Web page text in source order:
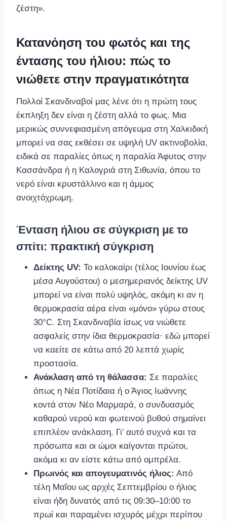
ζέστη».
Κατανόηση του φωτός και της
έντασης του ήλιου: πώς το
νιώθετε στην πραγματικότητα
Πολλοί Σκανδιναβοί μας λένε ότι η πρώτη τους
έκπληξη δεν είναι η ζέστη αλλά το φως. Μια
μερικώς συννεφιασμένη απόγευμα στη Χαλκιδική
μπορεί να σας εκθέσει σε υψηλή UV ακτινοβολία,
ειδικά σε παραλίες όπως η παραλία Άφυτος στην
Κασσάνδρα ή η Καλογριά στη Σιθωνία, όπου το
νερό είναι κρυστάλλινο και η άμμος
ανοιχτόχρωμη.
Ένταση ήλιου σε σύγκριση με το
σπίτι: πρακτική σύγκριση
Δείκτης UV: Το καλοκαίρι (τέλος Ιουνίου έως
μέσα Αυγούστου) ο μεσημεριανός δείκτης UV
μπορεί να είναι πολύ υψηλός, ακόμη κι αν η
θερμοκρασία αέρα είναι «μόνο» γύρω στους
30°C. Στη Σκανδιναβία ίσως να νιώθετε
ασφαλείς στην ίδια θερμοκρασία· εδώ μπορεί
να καείτε σε κάτω από 20 λεπτά χωρίς
προστασία.
Ανάκλαση από τη θάλασσα: Σε παραλίες
όπως η Νέα Ποτίδαια ή ο Άγιος Ιωάννης
κοντά στον Νέο Μαρμαρά, ο συνδυασμός
καθαρού νερού και φωτεινού βυθού σημαίνει
επιπλέον ανάκλαση. Γι’ αυτό συχνά και τα
πρόσωπα και οι ώμοι καίγονται πρώτοι,
ακόμα κι αν είστε κάτω από ομπρέλα.
Πρωινός και απογευματινός ήλιος: Από
τέλη Μαΐου ως αρχές Σεπτεμβρίου ο ήλιος
είναι ήδη δυνατός από τις 09:30–10:00 το
πρωί και παραμένει ισχυρός μέχρι περίπου